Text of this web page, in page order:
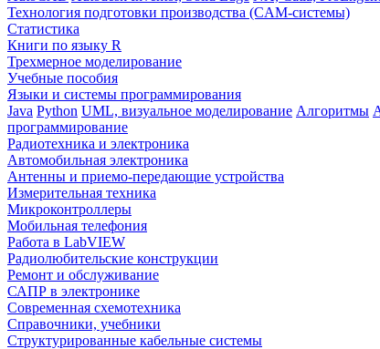
Технология подготовки производства (CAM-системы)
Статистика
Книги по языку R
Трехмерное моделирование
Учебные пособия
Языки и системы программирования
Java Python UML, визуальное моделирование Алгоритмы
программирование
Радиотехника и электроника
Автомобильная электроника
Антенны и приемо-передающие устройства
Измерительная техника
Микроконтроллеры
Мобильная телефония
Работа в LabVIEW
Радиолюбительские конструкции
Ремонт и обслуживание
САПР в электронике
Современная схемотехника
Справочники, учебники
Структурированные кабельные системы